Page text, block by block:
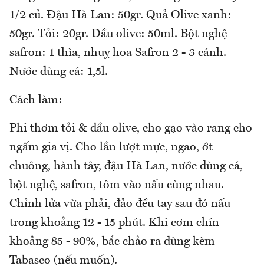
1/2 củ. Đậu Hà Lan: 50gr. Quả Olive xanh:
50gr. Tỏi: 20gr. Dầu olive: 50ml. Bột nghệ
safron: 1 thìa, nhuỵ hoa Safron 2 - 3 cánh.
Nước dùng cá: 1,5l.
Cách làm:
Phi thơm tỏi & dầu olive, cho gạo vào rang cho
ngấm gia vị. Cho lần lượt mực, ngao, ớt
chuông, hành tây, đậu Hà Lan, nước dùng cá,
bột nghệ, safron, tôm vào nấu cùng nhau.
Chỉnh lửa vừa phải, đảo đều tay sau đó nấu
trong khoảng 12 - 15 phút. Khi cơm chín
khoảng 85 - 90%, bắc chảo ra dùng kèm
Tabasco (nếu muốn).